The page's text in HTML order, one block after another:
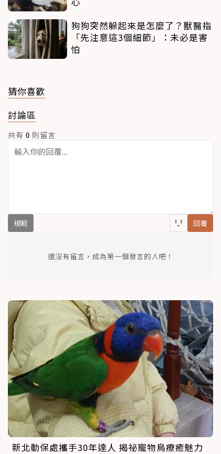
狗狗突然躲起來是怎麼了？獸醫指
「先注意這3個細節」：未必是害
怕
猜你喜歡
討論區
共有 0 則留言
規範 回覆
還沒有留言，成為第一個發言的人吧！
新北動保處攜手30年達人 揭祕寵物鳥療癒魅力